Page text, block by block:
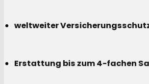
weltweiter
Erstattung bis zum 4-fachen